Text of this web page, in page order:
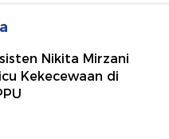
Nikita Mirzani
Kekecewaan di